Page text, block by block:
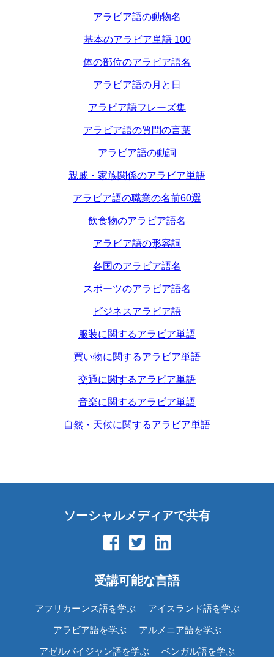
アラビア語の動物名
基本のアラビア単語 100
体の部位のアラビア語名
アラビア語の月と日
アラビア語フレーズ集
アラビア語の質問の言葉
アラビア語の動詞
親戚・家族関係のアラビア単語
アラビア語の職業の名前60選
飲食物のアラビア語名
アラビア語の形容詞
各国のアラビア語名
スポーツのアラビア語名
ビジネスアラビア語
服装に関するアラビア単語
買い物に関するアラビア単語
交通に関するアラビア単語
音楽に関するアラビア単語
自然・天候に関するアラビア単語
ソーシャルメディアで共有
受講可能な言語
アフリカーンス語を学ぶ アイスランド語を学ぶ
アラビア語を学ぶ アルメニア語を学ぶ
アゼルバイジャン語を学ぶ ベンガル語を学ぶ